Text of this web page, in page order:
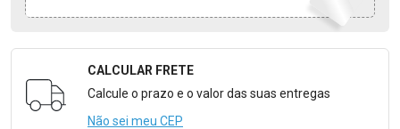
Formulário para Calcular o Frete
CALCULAR FRETE
Calcule o prazo e o valor das suas entregas
Não sei meu CEP